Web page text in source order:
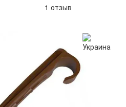
1 отзыв